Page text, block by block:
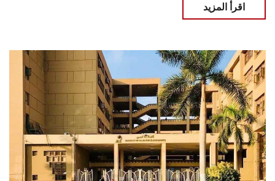
اقرأ المزيد